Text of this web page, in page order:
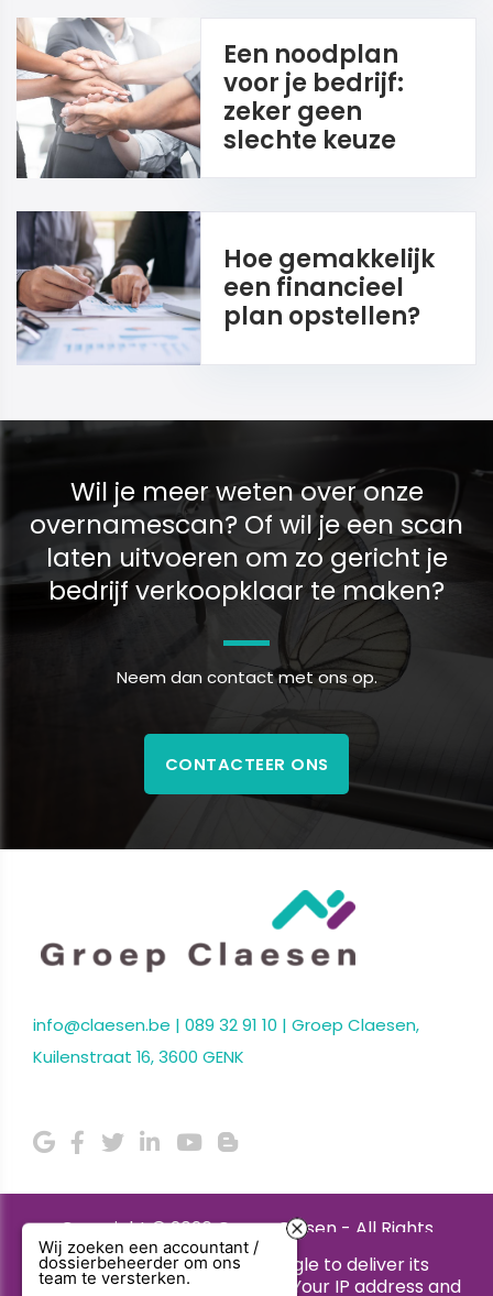
Een noodplan
voor je bedrijf:
zeker geen
slechte keuze
Hoe gemakkelijk
een financieel
plan opstellen?
Wil je meer weten over onze
overnamescan? Of wil je een scan
laten uitvoeren om zo gericht je
bedrijf verkoopklaar te maken?
Neem dan contact met ons op.
CONTACTEER ONS
info@claesen.be | 089 32 91 10 | Groep Claesen,
Kuilenstraat 16, 3600 GENK
Copyright © 2026 Groep Clasen - All Rights
Reserved.
This site uses cookies from Google to deliver its
services and to analyze traffic. Your IP address and
Wij zoeken een accountant /
dossierbeheerder om ons
team te versterken.